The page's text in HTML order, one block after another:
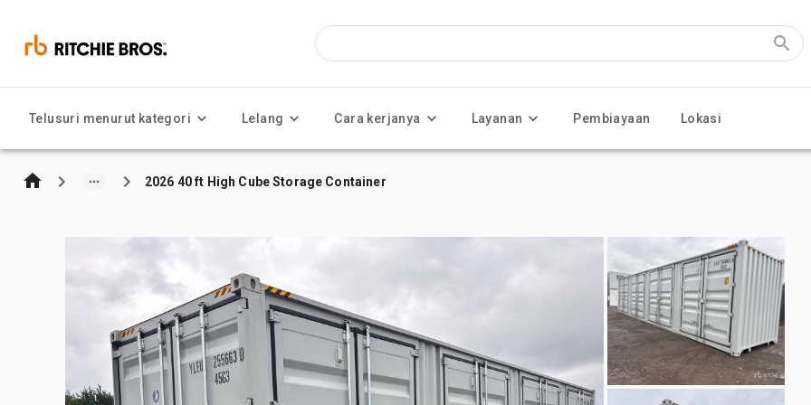
Telusuri menurut kategori Lelang Cara kerjanya Layanan Pembiayaan Lokasi
2026 40 ft High Cube Storage Container